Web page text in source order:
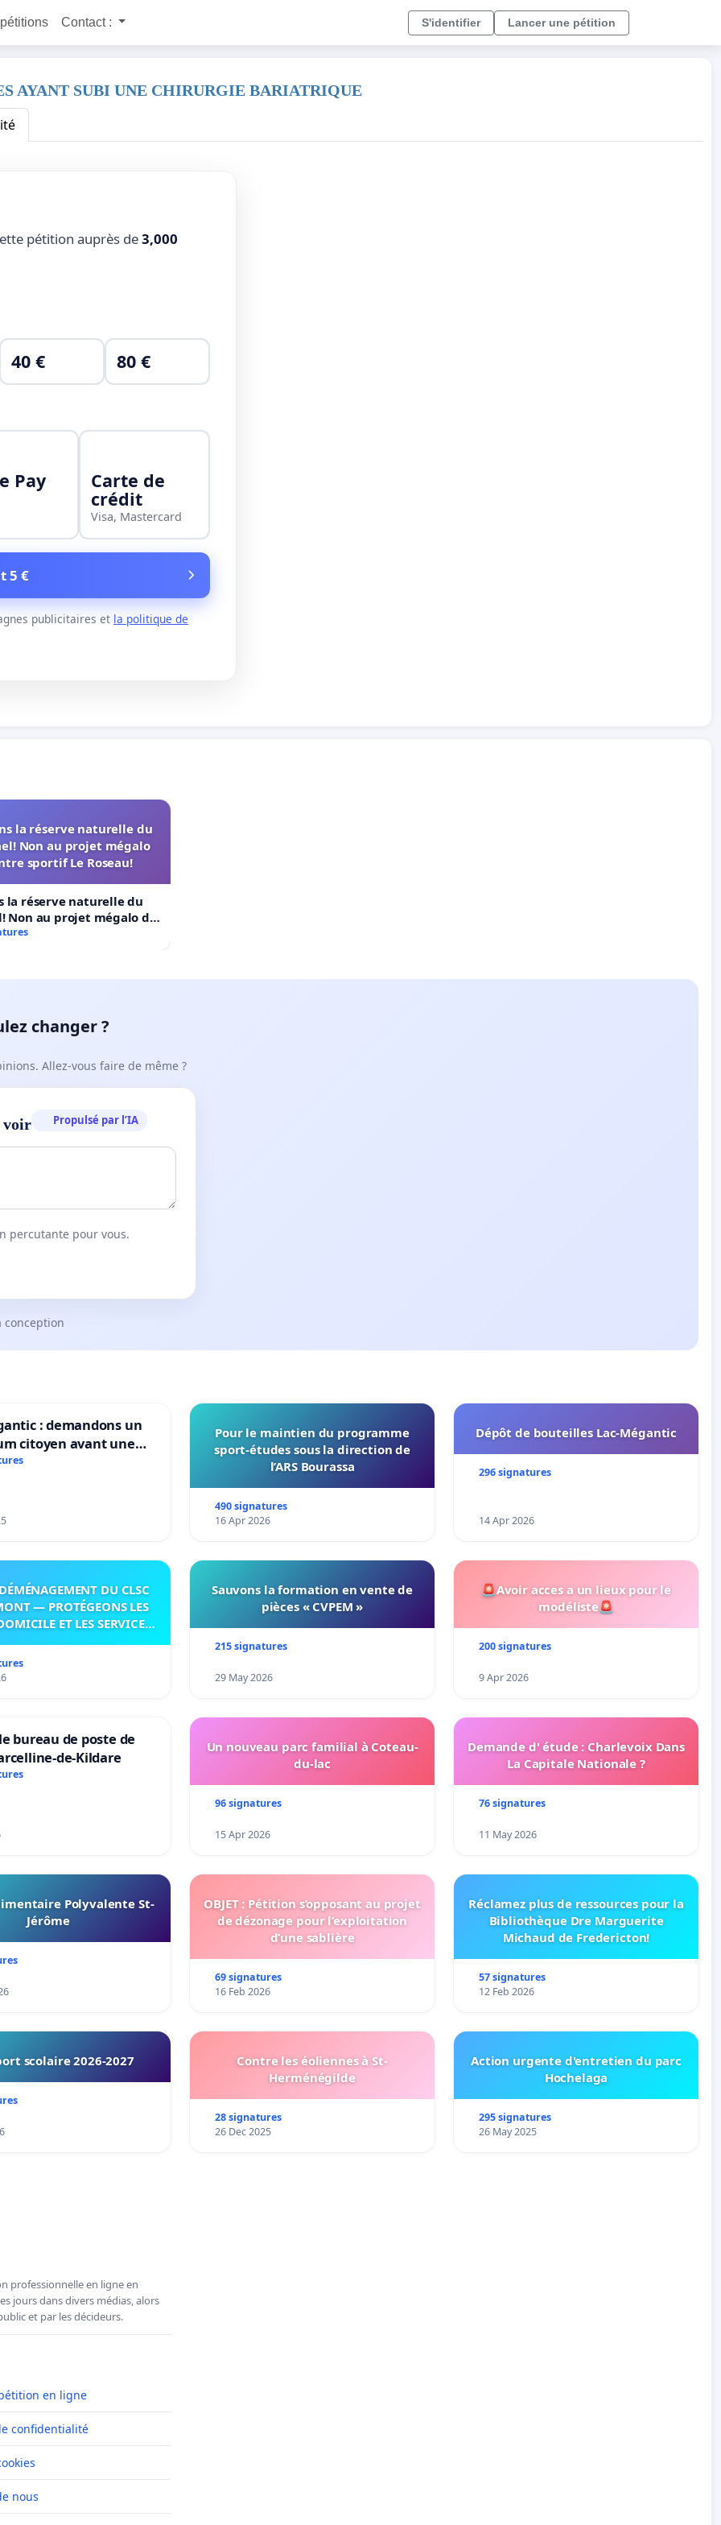
Contact : S'identifier Lancer une pétition
AYANT SUBI UNE CHIRURGIE BARIATRIQUE
pétition auprès de3,000
40 € 80 €
Pay Carte de
crédit
Visa, Mastercard
5 €
publicitaires et la politique de
la réserve naturelle du
Non au projet mégalo
sportif Le Roseau!
la réserve naturelle du
Non au projet mégalo du
Le Roseau!
changer ?
Allez-vous faire de même ?
voir Propulsé par l’IA
percutante pour vous.
conception
: demandons un
citoyen avant une
irréversible de
Pour le maintien du programme
sport-études sous la direction de
l’ARS Bourassa
490 signatures
16 Apr 2026
Dépôt de bouteilles Lac-Mégantic
296 signatures
14 Apr 2026
DU CLSC
— PROTÉGEONS LES
ET LES SERVICES
Sauvons la formation en vente de
pièces « CVPEM »
215 signatures
29 May 2026
🚨Avoir acces a un lieux pour le
modéliste🚨
200 signatures
9 Apr 2026
bureau de poste de
de-Kildare
Un nouveau parc familial à Coteau-
du-lac
96 signatures
15 Apr 2026
Demande d' étude : Charlevoix Dans
La Capitale Nationale ?
76 signatures
11 May 2026
Polyvalente St-
Jérôme
OBJET : Pétition s’opposant au projet
de dézonage pour l’exploitation
d’une sablière
69 signatures
16 Feb 2026
Réclamez plus de ressources pour la
Bibliothèque Dre Marguerite
Michaud de Fredericton!
57 signatures
12 Feb 2026
scolaire 2026-2027
Contre les éoliennes à St-
Herménégilde
28 signatures
26 Dec 2025
Action urgente d'entretien du parc
Hochelaga
295 signatures
26 May 2025
professionnelle en ligne en
jours dans divers médias, alors
et par les décideurs.
en ligne
confidentialité
nous